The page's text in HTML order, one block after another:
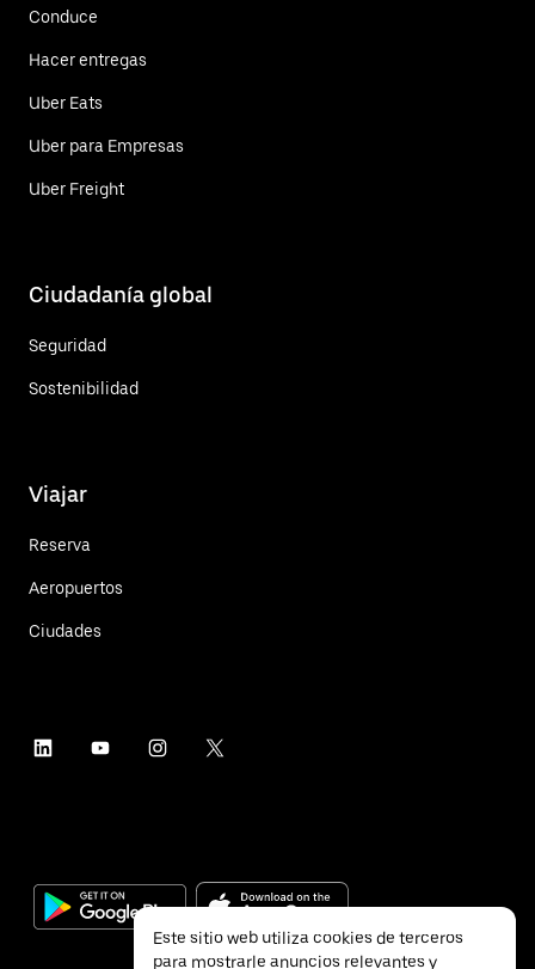
Conduce
Hacer entregas
Uber Eats
Uber para Empresas
Uber Freight
Ciudadanía global
Seguridad
Sostenibilidad
Viajar
Reserva
Aeropuertos
Ciudades
Este sitio web utiliza cookies de terceros
para mostrarle anuncios relevantes y